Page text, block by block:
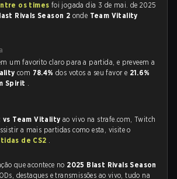
os times foi jogada dia 3 de mai. de 2025
Rivals Season 2 onde Team Vitality
um favorito claro para a partida, e preveem a
com 78.4%dos votos a seu favor e 21.6%
Spirit .
vs Team Vitality ao vivo na strafe.com, Twitch
a mais partidas como esta, visite o
de CS2 .
que acontece no 2025 Blast Rivals Season
destaques e transmissões ao vivo, tudo na